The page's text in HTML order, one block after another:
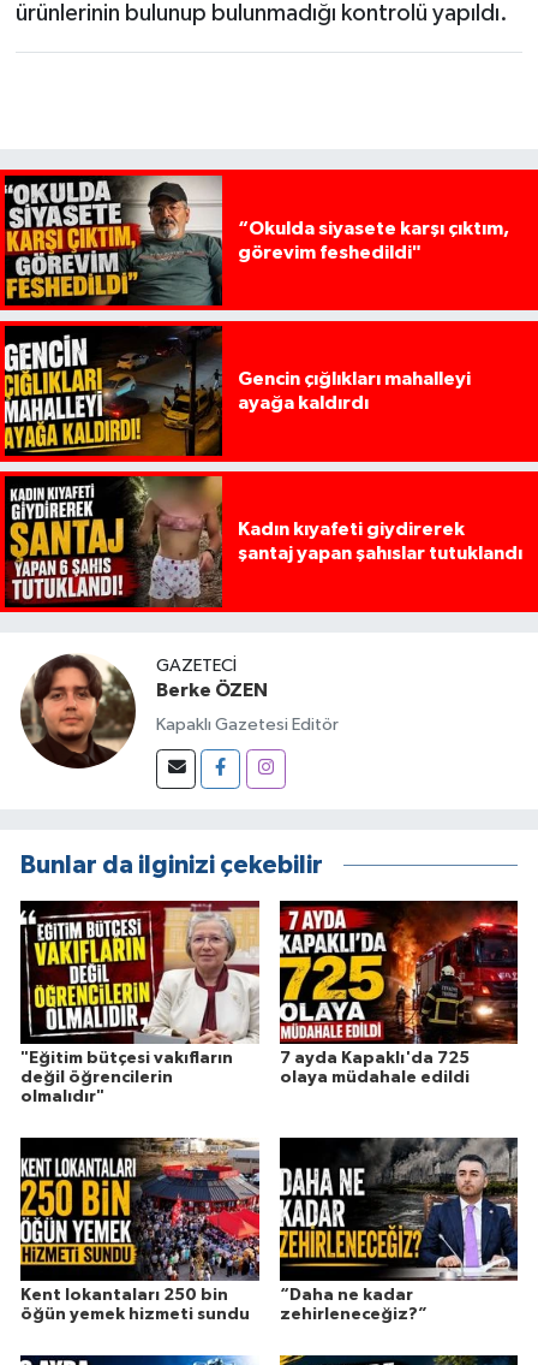
ürünlerinin bulunup bulunmadığı kontrolü yapıldı.
“Okulda siyasete karşı çıktım,
görevim feshedildi"
Gencin çığlıkları mahalleyi
ayağa kaldırdı
Kadın kıyafeti giydirerek
şantaj yapan şahıslar tutuklandı
GAZETECI
Berke ÖZEN
Kapaklı Gazetesi Editör
Bunlar da ilginizi çekebilir
"Eğitim bütçesi vakıfların
değil öğrencilerin
olmalıdır"
7 ayda Kapaklı'da 725
olaya müdahale edildi
Kent lokantaları 250 bin
öğün yemek hizmeti sundu
“Daha ne kadar
zehirleneceğiz?”